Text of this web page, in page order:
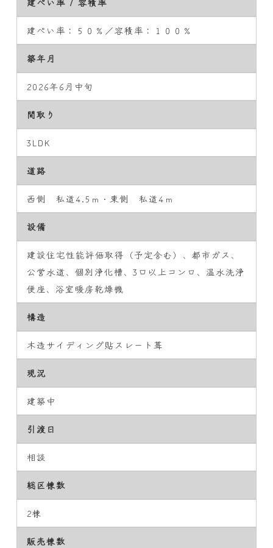
建ぺい率 / 容積率
建ぺい率：５０％／容積率：１００％
築年月
2026年6月中旬
間取り
3LDK
道路
西側 私道4.5ｍ・東側 私道4ｍ
設備
建設住宅性能評価取得（予定含む）、都市ガス、
公営水道、個別浄化槽、3口以上コンロ、温水洗浄
便座、浴室暖房乾燥機
構造
木造サイディング貼スレート葺
現況
建築中
引渡日
相談
総区棟数
2棟
販売棟数